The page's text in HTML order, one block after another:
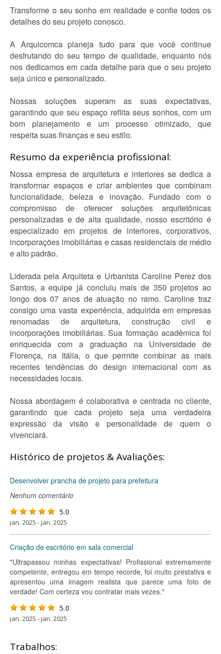
Transforme o seu sonho em realidade e confie todos os
detalhes do seu projeto conosco.
A Arquicomca planeja tudo para que você continue
desfrutando do seu tempo de qualidade, enquanto nós
nos dedicamos em cada detalhe para que o seu projeto
seja único e personalizado.
Nossas soluções superam as suas expectativas,
garantindo que seu espaço reflita seus sonhos, com um
bom planejamento e um processo otimizado, que
respeita suas finanças e seu estilo.
Resumo da experiência profissional:
Nossa empresa de arquitetura e interiores se dedica a
transformar espaços e criar ambientes que combinam
funcionalidade, beleza e inovação. Fundado com o
compromisso de oferecer soluções arquitetônicas
personalizadas e de alta qualidade, nosso escritório é
especializado em projetos de interiores, corporativos,
incorporações imobiliárias e casas residenciais de médio
e alto padrão.
Liderada pela Arquiteta e Urbanista Caroline Perez dos
Santos, a equipe já concluiu mais de 350 projetos ao
longo dos 07 anos de atuação no ramo. Caroline traz
consigo uma vasta experiência, adquirida em empresas
renomadas de arquitetura, construção civil e
incorporações imobiliárias. Sua formação acadêmica foi
enriquecida com a graduação na Universidade de
Florença, na Itália, o que permite combinar as mais
recentes tendências do design internacional com as
necessidades locais.
Nossa abordagem é colaborativa e centrada no cliente,
garantindo que cada projeto seja uma verdadeira
expressão da visão e personalidade de quem o
vivenciará.
Histórico de projetos & Avaliações:
Desenvolver prancha de projeto para prefeitura
Nenhum comentário
5.0
jan. 2025 - jan. 2025
Criação de escritório em sala comercial
"Ultrapassou minhas expectativas! Profissional extremamente
competente, entregou em tempo recorde, foi muito prestativa e
apresentou uma imagem realista que parece uma foto de
verdade! Com certeza vou contratar mais vezes."
5.0
jan. 2025 - jan. 2025
Trabalhos: